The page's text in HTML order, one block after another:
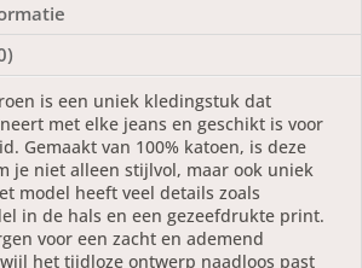
is een uniek kledingstuk dat
met elke jeans en geschikt is voor
Gemaakt van 100% katoen, is deze
je niet alleen stijlvol, maar ook uniek
model heeft veel details zoals
in de hals en een gezeefdrukte print.
voor een zacht en ademend
het tijdloze ontwerp naadloos past